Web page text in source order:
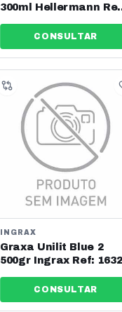
300ml Hellermann
CONSULTAR
INGRAX
Graxa Unilit Blue 2
500gr Ingrax Ref:
CONSULTAR